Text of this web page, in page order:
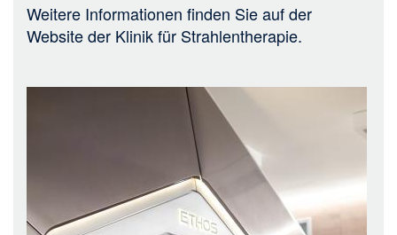
Weitere Informationen finden Sie auf der
Website der Klinik für Strahlentherapie.